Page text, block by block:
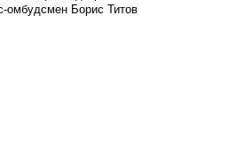
омбудсмен Борис Титов